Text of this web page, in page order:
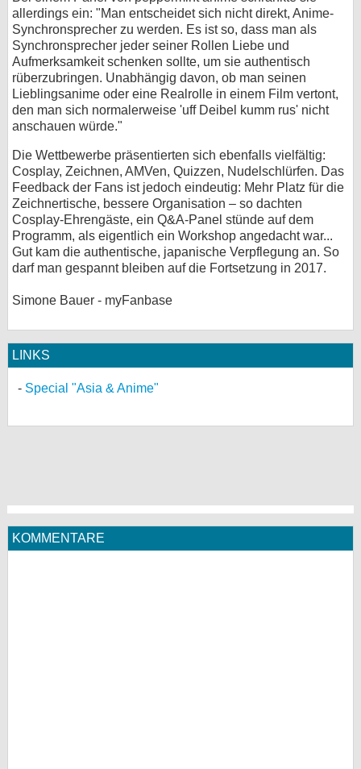
allerdings ein: "Man entscheidet sich nicht direkt, Anime-
Synchronsprecher zu werden. Es ist so, dass man als
Synchronsprecher jeder seiner Rollen Liebe und
Aufmerksamkeit schenken sollte, um sie authentisch
rüberzubringen. Unabhängig davon, ob man seinen
Lieblingsanime oder eine Realrolle in einem Film vertont,
den man sich normalerweise 'uff Deibel kumm rus' nicht
anschauen würde."
Die Wettbewerbe präsentierten sich ebenfalls vielfältig:
Cosplay, Zeichnen, AMVen, Quizzen, Nudelschlürfen. Das
Feedback der Fans ist jedoch eindeutig: Mehr Platz für die
Zeichnertische, bessere Organisation – so dachten
Cosplay-Ehrengäste, ein Q&A-Panel stünde auf dem
Programm, als eigentlich ein Workshop angedacht war...
Gut kam die authentische, japanische Verpflegung an. So
darf man gespannt bleiben auf die Fortsetzung in 2017.
Simone Bauer - myFanbase
LINKS
Special "Asia & Anime"
KOMMENTARE